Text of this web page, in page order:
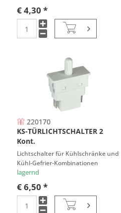
€ 4,30 *
220170
KS-TÜRLICHTSCHALTER 2
Kont.
Lichtschalter für Kühlschränke und
Kühl-Gefrier-Kombinationen
lagernd
€ 6,50 *